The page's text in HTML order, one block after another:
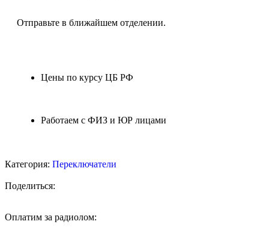
Отправьте в ближайшем отделении.
Цены по курсу ЦБ РФ
Работаем с ФИЗ и ЮР лицами
Категория: Переключатели
Поделиться:
Оплатим за радиолом: